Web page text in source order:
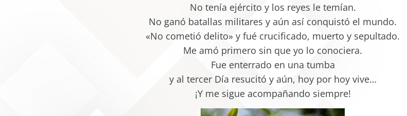
No tenía ejército y los reyes le temían.
No ganó batallas militares y aún así conquistó el mundo.
«No cometió delito» y fué crucificado, muerto y sepultado.
Me amó primero sin que yo lo conociera.
Fue enterrado en una tumba
y al tercer Día resucitó y aún, hoy por hoy vive…
¡Y me sigue acompañando siempre!